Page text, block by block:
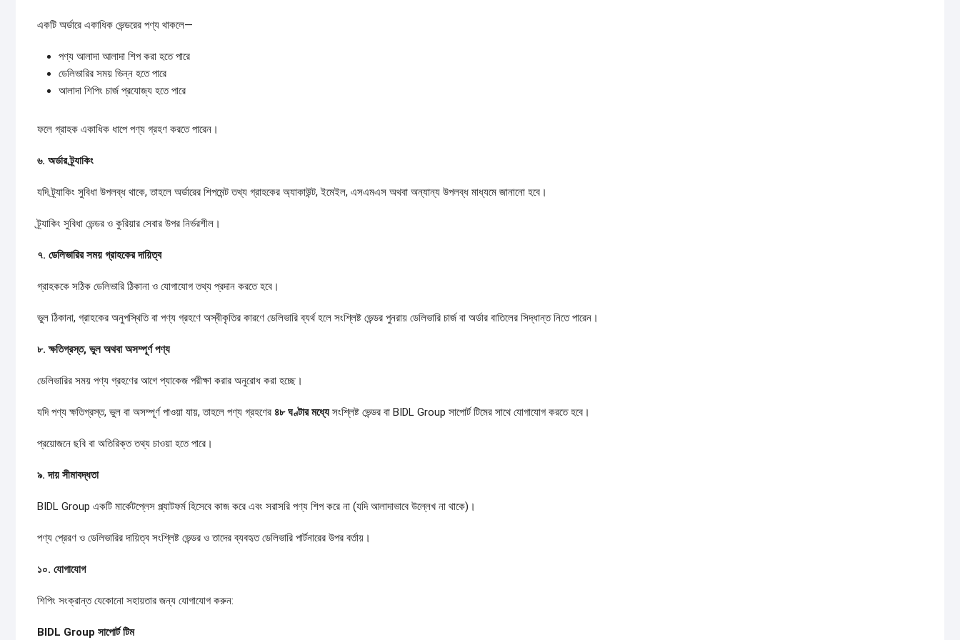
একটি অর্ডারে একাধিক ভেন্ডরের পণ্য থাকলে—
পণ্য আলাদা আলাদা শিপ করা হতে পারে
ডেলিভারির সময় ভিন্ন হতে পারে
আলাদা শিপিং চার্জ প্রযোজ্য হতে পারে
ফলে গ্রাহক একাধিক ধাপে পণ্য গ্রহণ করতে পারেন।
৬. অর্ডারট্র্যাকিং
যদি ট্র্যাকিং সুবিধা উপলব্ধ থাকে, তাহলে অর্ডারের শিপমেন্ট তথ্য গ্রাহকের অ্যাকাউন্ট, ইমেইল, এসএমএস অথবা অন্যান্য উপলব্ধ মাধ্যমে জানানো হবে।
ট্র্যাকিং সুবিধা ভেন্ডর ও কুরিয়ার সেবার উপর নির্ভরশীল।
৭. ডেলিভারিরসময়গ্রাহকেরদায়িত্ব
গ্রাহককে সঠিক ডেলিভারি ঠিকানা ও যোগাযোগ তথ্য প্রদান করতে হবে।
ভুল ঠিকানা, গ্রাহকের অনুপস্থিতি বা পণ্য গ্রহণে অস্বীকৃতির কারণে ডেলিভারি ব্যর্থ হলে সংশ্লিষ্ট ভেন্ডর পুনরায় ডেলিভারি চার্জ বা অর্ডার বাতিলের সিদ্ধান্ত নিতে পারেন।
৮.ক্ষতিগ্রস্ত, ভুলঅথবাঅসম্পূর্ণপণ্য
ডেলিভারির সময় পণ্য গ্রহণের আগে প্যাকেজ পরীক্ষা করার অনুরোধ করা হচ্ছে।
যদি পণ্য ক্ষতিগ্রস্ত, ভুল বা অসম্পূর্ণ পাওয়া যায়, তাহলে পণ্য গ্রহণের ৪৮ঘণ্টারমধ্যেসংশ্লিষ্ট ভেন্ডর বা BIDL Group সাপোর্ট টিমের সাথে যোগাযোগ করতে হবে।
প্রয়োজনে ছবি বা অতিরিক্ত তথ্য চাওয়া হতে পারে।
৯.দায়সীমাবদ্ধতা
BIDL Group একটি মার্কেটপ্লেস প্ল্যাটফর্ম হিসেবে কাজ করে এবং সরাসরি পণ্য শিপ করে না (যদি আলাদাভাবে উল্লেখ না থাকে)।
পণ্য প্রেরণ ও ডেলিভারির দায়িত্ব সংশ্লিষ্ট ভেন্ডর ও তাদের ব্যবহৃত ডেলিভারি পার্টনারের উপর বর্তায়।
১০. যোগাযোগ
শিপিং সংক্রান্ত যেকোনো সহায়তার জন্য যোগাযোগ করুন:
BIDL Group সাপোর্টটিম